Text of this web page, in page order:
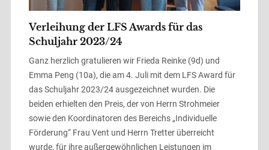
Verleihung der LFS Awards für das
Schuljahr 2023/24
Ganz herzlich gratulieren wir Frieda Reinke (9d) und
Emma Peng (10a), die am 4. Juli mit dem LFS Award für
das Schuljahr 2023/24 ausgezeichnet wurden. Die
beiden erhielten den Preis, der von Herrn Strohmeier
sowie den Koordinatoren des Bereichs „Individuelle
Förderung“ Frau Vent und Herrn Tretter überreicht
wurde, für ihre außergewöhnlichen Leistungen im